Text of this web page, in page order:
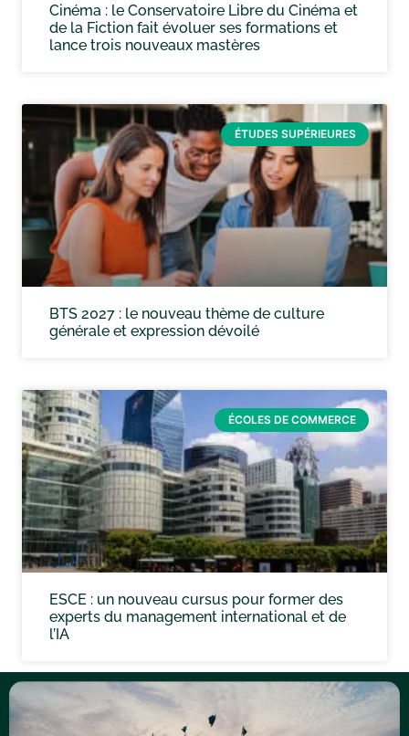
Cinéma : le Conservatoire Libre du Cinéma et
de la Fiction fait évoluer ses formations et
lance trois nouveaux mastères
ÉTUDES SUPÉRIEURES
BTS 2027 : le nouveau thème de culture
générale et expression dévoilé
ÉCOLES DE COMMERCE
ESCE : un nouveau cursus pour former des
experts du management international et de
l’IA